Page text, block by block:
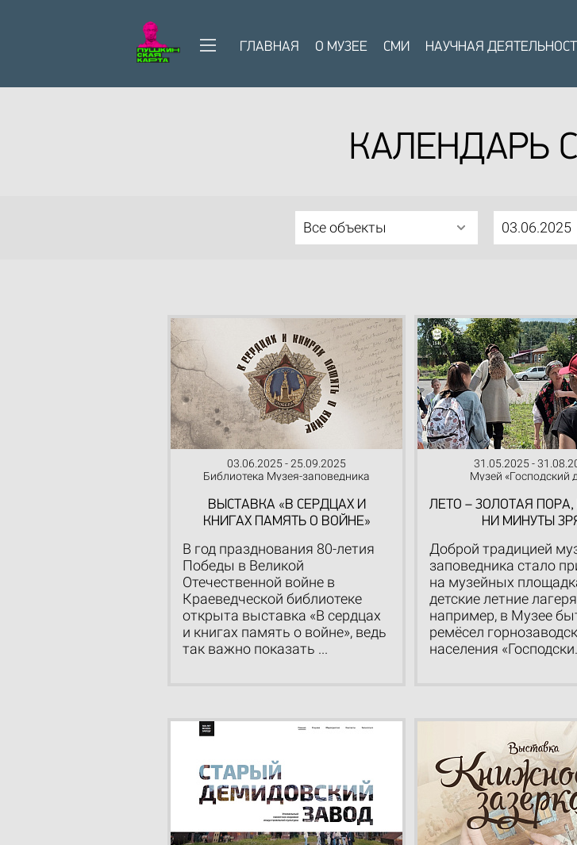
ГЛАВНАЯ О МУЗЕЕ СМИ НАУЧНАЯ
КАЛЕНДАРЬ
Все объекты
03.06.2025 - 25.09.2025
Библиотека Музея-заповедника
ВЫСТАВКА «В СЕРДЦАХ И
КНИГАХ ПАМЯТЬ О ВОЙНЕ»
В год празднования 80-летия
Победы в Великой
Отечественной войне в
Краеведческой библиотеке
открыта выставка «В сердцах
и книгах память о войне», ведь
так важно показать ...
31.05.2025 -
Музей «Господский
ЛЕТО – ЗОЛОТАЯ
НИ МИНУТЫ
Доброй традицией
заповедника стало
на музейных
детские летние
например, в Музее
ремёсел
населения